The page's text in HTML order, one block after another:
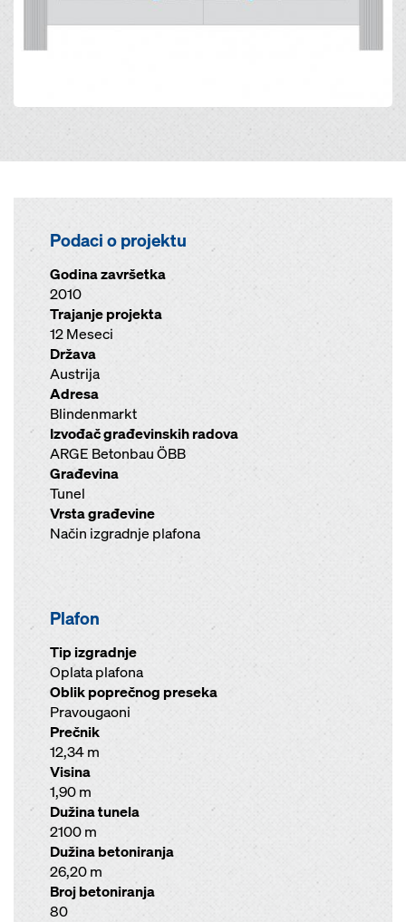
Podaci o projektu
Godina završetka
2010
Trajanje projekta
12 Meseci
Država
Austrija
Adresa
Blindenmarkt
Izvođač građevinskih radova
ARGE Betonbau ÖBB
Građevina
Tunel
Vrsta građevine
Način izgradnje plafona
Plafon
Tip izgradnje
Oplata plafona
Oblik poprečnog preseka
Pravougaoni
Prečnik
12,34 m
Visina
1,90 m
Dužina tunela
2100 m
Dužina betoniranja
26,20 m
Broj betoniranja
80